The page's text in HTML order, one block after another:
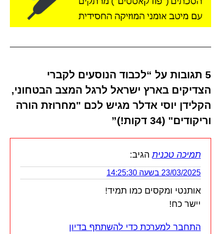
5 תגובות על “לכבוד הנוסעים לקברי
הצדיקים בארץ ישראל לרגל המצב הבטחוני,
הקלידן יוסי אדלר מגיש לכם "מחרוזת הורה
וריקודים" (34 דקות!)”
תמיכה טכנית הגיב:
23/03/2025 בשעה 14:25:30
אותנטי ומקסים כמו תמיד!
יישר כח!
התחבר למערכת כדי להשתתף בדיון